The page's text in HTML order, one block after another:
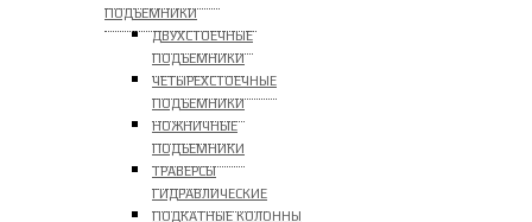
ПОДЪЕМНИКИ
ДВУХСТОЕЧНЫЕ
ПОДЪЕМНИКИ
ЧЕТЫРЕХСТОЕЧНЫЕ
ПОДЪЕМНИКИ
НОЖНИЧНЫЕ
ПОДЪЕМНИКИ
ТРАВЕРСЫ
ГИДРАВЛИЧЕСКИЕ
ПОДКАТНЫЕ КОЛОННЫ